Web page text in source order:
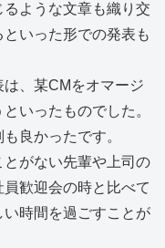
ような文章も織り交
いった形での発表も
、某CMをオマージ
いったものでした。
良かったです。
がない先輩や上司の
歓迎会の時と比べて
時間を過ごすことが